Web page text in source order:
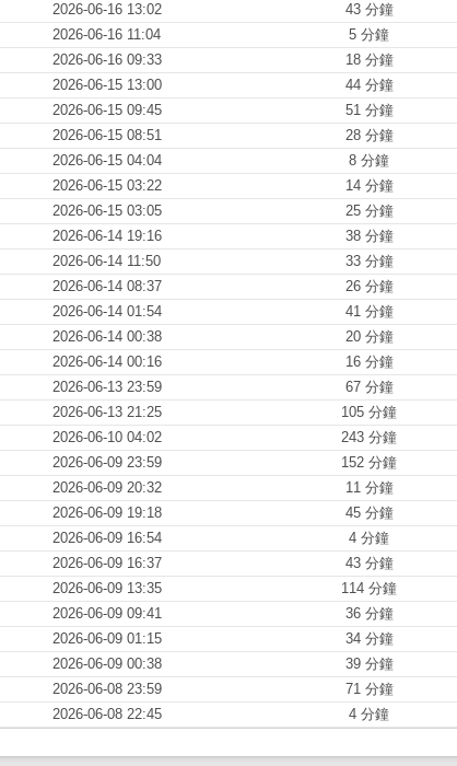
2026-06-16 13:02
43 分鐘
2026-06-16 11:04
5 分鐘
2026-06-16 09:33
18 分鐘
2026-06-15 13:00
44 分鐘
2026-06-15 09:45
51 分鐘
2026-06-15 08:51
28 分鐘
2026-06-15 04:04
8 分鐘
2026-06-15 03:22
14 分鐘
2026-06-15 03:05
25 分鐘
2026-06-14 19:16
38 分鐘
2026-06-14 11:50
33 分鐘
2026-06-14 08:37
26 分鐘
2026-06-14 01:54
41 分鐘
2026-06-14 00:38
20 分鐘
2026-06-14 00:16
16 分鐘
2026-06-13 23:59
67 分鐘
2026-06-13 21:25
105 分鐘
2026-06-10 04:02
243 分鐘
2026-06-09 23:59
152 分鐘
2026-06-09 20:32
11 分鐘
2026-06-09 19:18
45 分鐘
2026-06-09 16:54
4 分鐘
2026-06-09 16:37
43 分鐘
2026-06-09 13:35
114 分鐘
2026-06-09 09:41
36 分鐘
2026-06-09 01:15
34 分鐘
2026-06-09 00:38
39 分鐘
2026-06-08 23:59
71 分鐘
2026-06-08 22:45 4 分鐘